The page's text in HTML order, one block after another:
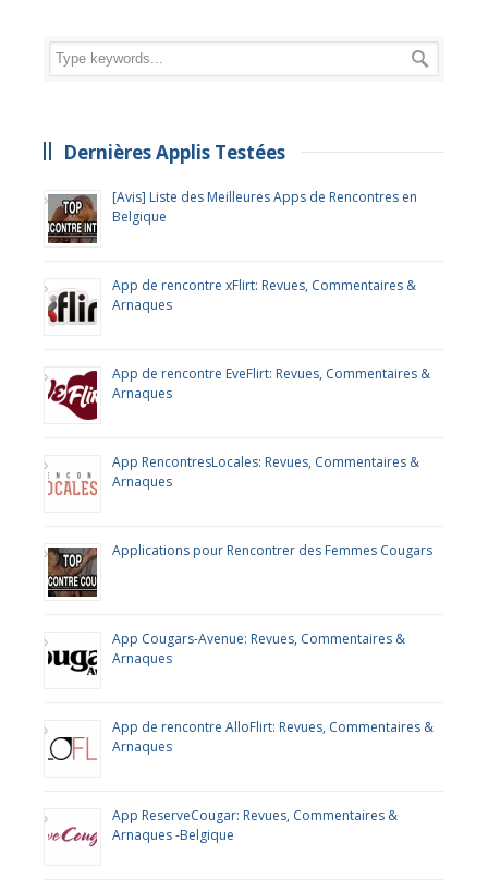
Dernières Applis Testées
[Avis] Liste des Meilleures Apps de Rencontres en
Belgique
App de rencontre xFlirt: Revues, Commentaires &
Arnaques
App de rencontre EveFlirt: Revues, Commentaires &
Arnaques
App RencontresLocales: Revues, Commentaires &
Arnaques
Applications pour Rencontrer des Femmes Cougars
App Cougars-Avenue: Revues, Commentaires &
Arnaques
App de rencontre AlloFlirt: Revues, Commentaires &
Arnaques
App ReserveCougar: Revues, Commentaires &
Arnaques -Belgique